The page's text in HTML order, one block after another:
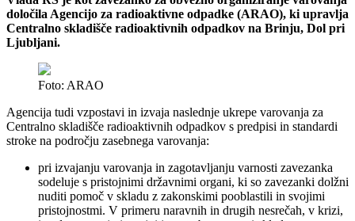
določila Agencijo za radioaktivne odpadke (ARAO), ki upravlja
Centralno skladišče radioaktivnih odpadkov na Brinju, Dol pri
Ljubljani.
Foto: ARAO
Agencija tudi vzpostavi in izvaja naslednje ukrepe varovanja za
Centralno skladišče radioaktivnih odpadkov s predpisi in standardi
stroke na področju zasebnega varovanja:
pri izvajanju varovanja in zagotavljanju varnosti zavezanka
sodeluje s pristojnimi državnimi organi, ki so zavezanki dolžni
nuditi pomoč v skladu z zakonskimi pooblastili in svojimi
pristojnostmi. V primeru naravnih in drugih nesrečah, v krizi,